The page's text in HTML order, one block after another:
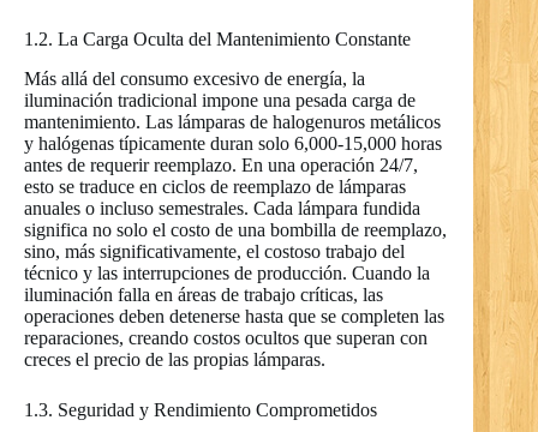
1.2. La Carga Oculta del Mantenimiento Constante
Más allá del consumo excesivo de energía, la
iluminación tradicional impone una pesada carga de
mantenimiento. Las lámparas de halogenuros metálicos
y halógenas típicamente duran solo 6,000-15,000 horas
antes de requerir reemplazo. En una operación 24/7,
esto se traduce en ciclos de reemplazo de lámparas
anuales o incluso semestrales. Cada lámpara fundida
significa no solo el costo de una bombilla de reemplazo,
sino, más significativamente, el costoso trabajo del
técnico y las interrupciones de producción. Cuando la
iluminación falla en áreas de trabajo críticas, las
operaciones deben detenerse hasta que se completen las
reparaciones, creando costos ocultos que superan con
creces el precio de las propias lámparas.
1.3. Seguridad y Rendimiento Comprometidos